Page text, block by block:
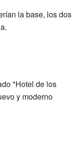
la base, los dos
"Hotel de los
y moderno